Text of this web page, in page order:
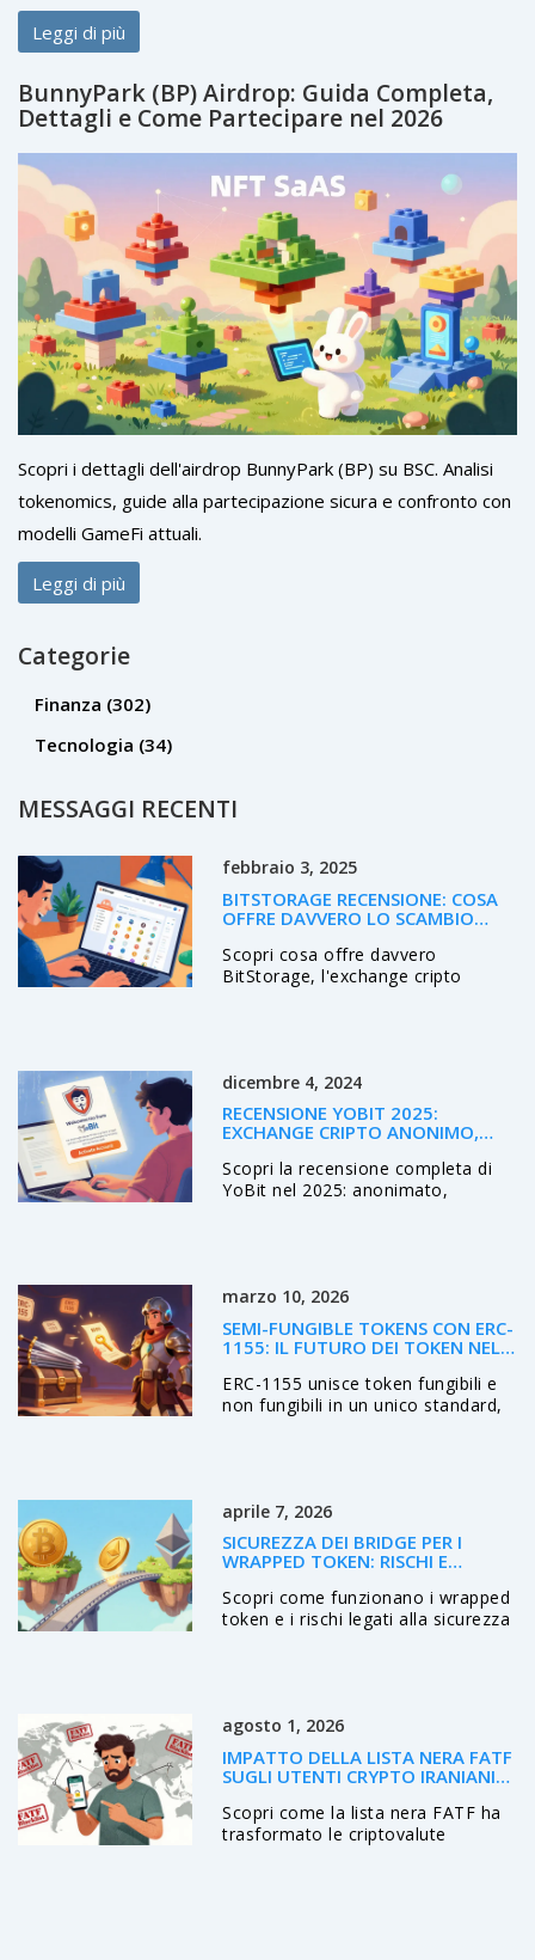
play-to-earn su BSC.
Leggi di più
BunnyPark (BP) Airdrop: Guida Completa,
Dettagli e Come Partecipare nel 2026
Scopri i dettagli dell'airdrop BunnyPark (BP) su BSC. Analisi
tokenomics, guide alla partecipazione sicura e confronto con
modelli GameFi attuali.
Leggi di più
Categorie
Finanza (302)
Tecnologia (34)
MESSAGGI RECENTI
febbraio 3, 2025
BITSTORAGE RECENSIONE: COSA
OFFRE DAVVERO LO SCAMBIO
Scopri cosa offre davvero
BitStorage, l'exchange cripto
passo‑passo per aprire la demo.
dicembre 4, 2024
RECENSIONE YOBIT 2025:
EXCHANGE CRIPTO ANONIMO,
Scopri la recensione completa di
YoBit nel 2025: anonimato,
marzo 10, 2026
SEMI-FUNGIBLE TOKENS CON ERC-
1155: IL FUTURO DEI TOKEN NEL
ERC-1155 unisce token fungibili e
non fungibili in un unico standard,
blockchain.
aprile 7, 2026
SICUREZZA DEI BRIDGE PER I
WRAPPED TOKEN: RISCHI E
Scopri come funzionano i wrapped
token e i rischi legati alla sicurezza
agosto 1, 2026
IMPATTO DELLA LISTA NERA FATF
SUGLI UTENTI CRYPTO IRANIANI
Scopri come la lista nera FATF ha
trasformato le criptovalute